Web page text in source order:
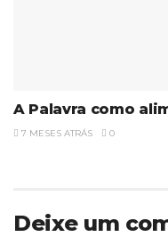
A Palavra como
7 MESES ATRÁS 0
Deixe um